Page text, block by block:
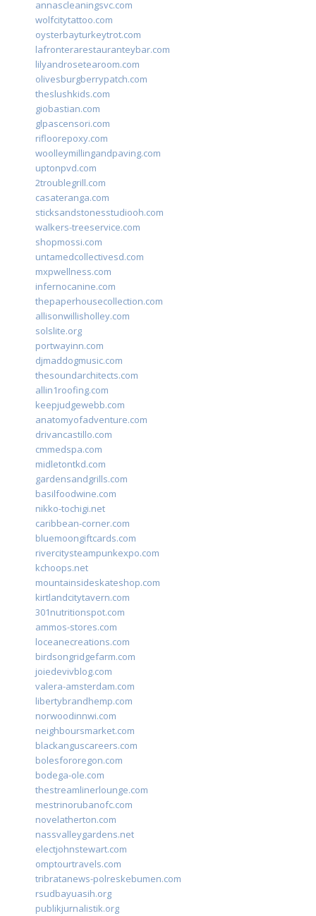
annascleaningsvc.com
wolfcitytattoo.com
oysterbayturkeytrot.com
lafronterarestauranteybar.com
lilyandrosetearoom.com
olivesburgberrypatch.com
theslushkids.com
giobastian.com
glpascensori.com
rifloorepoxy.com
woolleymillingandpaving.com
uptonpvd.com
2troublegrill.com
casateranga.com
sticksandstonesstudiooh.com
walkers-treeservice.com
shopmossi.com
untamedcollectivesd.com
mxpwellness.com
infernocanine.com
thepaperhousecollection.com
allisonwillisholley.com
solslite.org
portwayinn.com
djmaddogmusic.com
thesoundarchitects.com
allin1roofing.com
keepjudgewebb.com
anatomyofadventure.com
drivancastillo.com
cmmedspa.com
midletontkd.com
gardensandgrills.com
basilfoodwine.com
nikko-tochigi.net
caribbean-corner.com
bluemoongiftcards.com
rivercitysteampunkexpo.com
kchoops.net
mountainsideskateshop.com
kirtlandcitytavern.com
301nutritionspot.com
ammos-stores.com
loceanecreations.com
birdsongridgefarm.com
joiedevivblog.com
valera-amsterdam.com
libertybrandhemp.com
norwoodinnwi.com
neighboursmarket.com
blackanguscareers.com
bolesfororegon.com
bodega-ole.com
thestreamlinerlounge.com
mestrinorubanofc.com
novelatherton.com
nassvalleygardens.net
electjohnstewart.com
omptourtravels.com
tribratanews-polreskebumen.com
rsudbayuasih.org
publikjurnalistik.org